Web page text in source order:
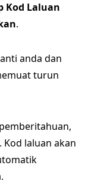
Kod Laluan
.
anda dan
turun
Kod laluan akan